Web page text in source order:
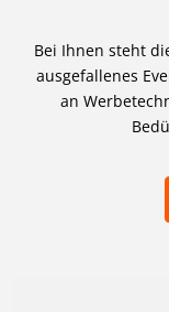
Bei Ihnen steht
ausgefallenes
an